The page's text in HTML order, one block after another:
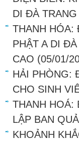
DI ĐÀ
THANH
PHẬT A DI
CAO (05/01/
HẢI PHÒNG:
CHO SINH
THANH HOÁ:
LẬP BAN
KHOẢNH